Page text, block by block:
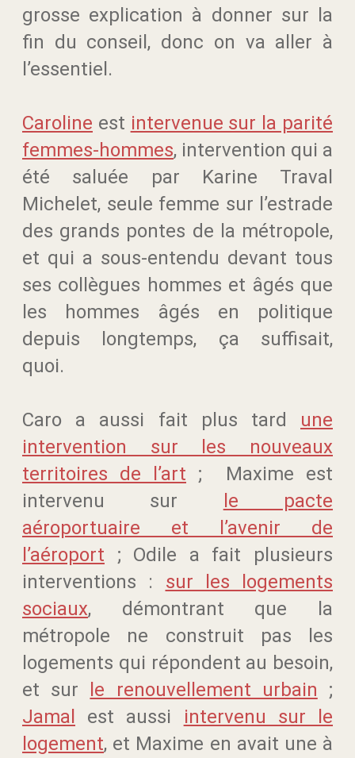
grosse explication à donner sur la
fin du conseil, donc on va aller à
l’essentiel.
Caroline est intervenue sur la parité
femmes-hommes, intervention qui a
été saluée par Karine Traval
Michelet, seule femme sur l’estrade
des grands pontes de la métropole,
et qui a sous-entendu devant tous
ses collègues hommes et âgés que
les hommes âgés en politique
depuis longtemps, ça suffisait,
quoi.
Caro a aussi fait plus tard une
intervention sur les nouveaux
territoires de l’art ; Maxime est
intervenu sur le pacte
aéroportuaire et l’avenir de
l’aéroport ; Odile a fait plusieurs
interventions : sur les logements
sociaux, démontrant que la
métropole ne construit pas les
logements qui répondent au besoin,
et sur le renouvellement urbain ;
Jamal est aussi intervenu sur le
logement, et Maxime en avait une à